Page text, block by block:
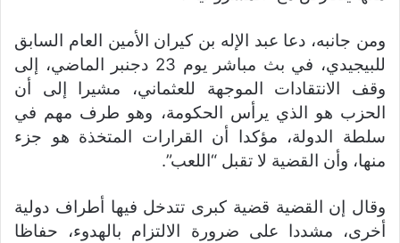
ومن جانبه، دعا عبد الإله بن كيران الأمين العام السابق
للبيجيدي، في بث مباشر يوم 23 دجنبر الماضي، إلى
وقف الانتقادات الموجهة للعثماني، مشيرا إلى أن
الحزب هو الذي يرأس الحكومة، وهو طرف مهم في
سلطة الدولة، مؤكدا أن القرارات المتخذة هو جزء
منها، وأن القضية لا تقبل “اللعب”.
وقال إن القضية قضية كبرى تتدخل فيها أطراف دولية
أخرى، مشددا على ضرورة الالتزام بالهدوء، حفاظا